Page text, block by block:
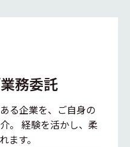
務委託
る企業を、ご自身の
。 経験を活かし、柔
ます。